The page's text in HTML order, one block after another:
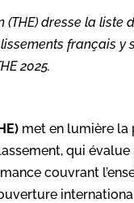
dresse la liste
français y
2025.
met en lumière la
qui
couvrant